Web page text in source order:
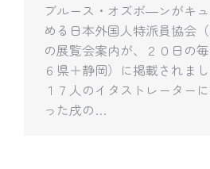
ブルース・オズボ―ンがキ
める日本外国人特派員協会
の展覧会案内が、２０日の
６県＋静岡）に掲載されま
１７人のイタストレーター
った戌の…